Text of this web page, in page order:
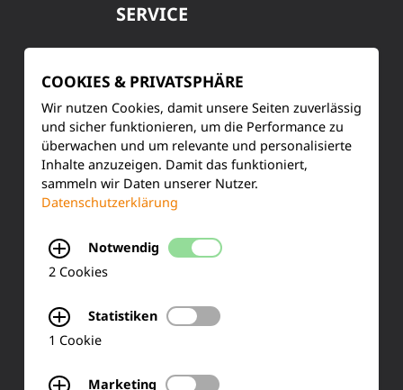
SERVICE
Training & Schulung
Ihre Meinung
50170 Kerpen
COOKIES & PRIVATSPHÄRE
Wir nutzen Cookies, damit unsere Seiten zuverlässig
und sicher funktionieren, um die Performance zu
überwachen und um relevante und personalisierte
Inhalte anzuzeigen. Damit das funktioniert,
sammeln wir Daten unserer Nutzer.
Datenschutzerklärung
Notwendig
2 Cookies
Statistiken
1 Cookie
Marketing